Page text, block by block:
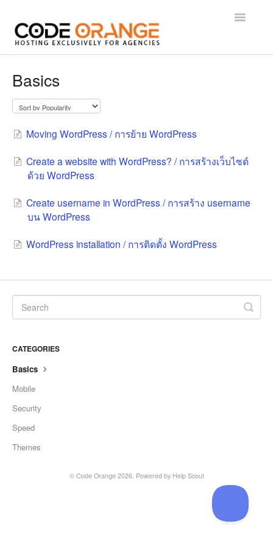
Toggle
Control Panel
Email
Administrative
Basics
Moving WordPress / การย้าย WordPress
Create a website with WordPress? / การสร้างเว็บไซต์
ด้วย WordPress
Create username in WordPress / การสร้าง username
บน WordPress
WordPress installation / การติดตั้ง WordPress
CATEGORIES
Basics
Mobile
Security
Speed
Themes
© Code Orange2026. Powered by Help Scout